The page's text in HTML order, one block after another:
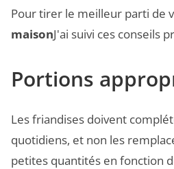
Pour tirer le meilleur parti de
maisonJ'ai suivi ces conseils
Portions
Les friandises doivent
quotidiens, et non les
petites quantités en fonction